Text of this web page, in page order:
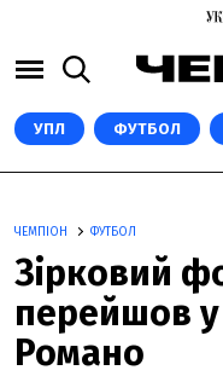
УПЛ ФУТБОЛ
ЧЕМПІОН ФУТБОЛ
Зірковий
перейшов у
Романо